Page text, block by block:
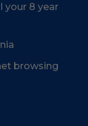
your 8 year
browsing